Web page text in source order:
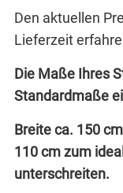
Den aktuellen
Lieferzeit
Die Maße Ihres
Standardmaße
Breite ca. 150
110 cm zum
unterschreiten.